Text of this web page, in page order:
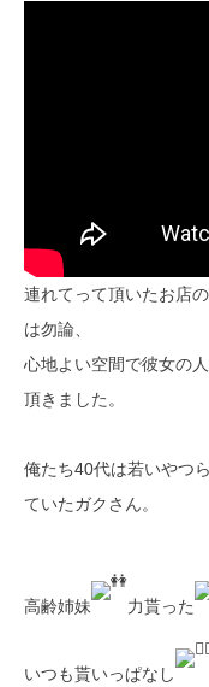
連れてって頂いたお店
は勿論、
心地よい空間で彼女の
頂きました。
俺たち40代は若いやつ
ていたガクさん。
高齢姉妹 力貰った
いつも貰いっぱなし